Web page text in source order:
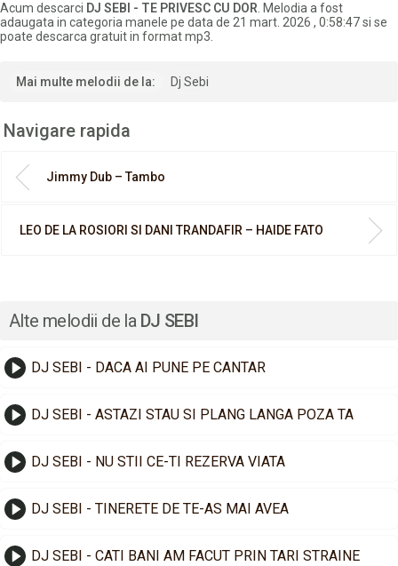
Acum descarci DJ SEBI - TE PRIVESC CU DOR . Melodia a fost
adaugata in categoria manele pe data de 21 mart. 2026 , 0:58:47 si se
poate descarca gratuit in format mp3.
Mai multe melodii de la: Dj Sebi
Navigare rapida
Jimmy Dub – Tambo
LEO DE LA ROSIORI SI DANI TRANDAFIR – HAIDE FATO
Alte melodii de la DJ SEBI
DJ SEBI - DACA AI PUNE PE CANTAR
DJ SEBI - ASTAZI STAU SI PLANG LANGA POZA TA
DJ SEBI - NU STII CE-TI REZERVA VIATA
DJ SEBI - TINERETE DE TE-AS MAI AVEA
DJ SEBI - CATI BANI AM FACUT PRIN TARI STRAINE